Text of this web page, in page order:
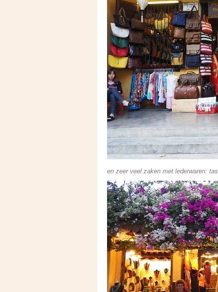
en zeer veel zaken met lederwaren: